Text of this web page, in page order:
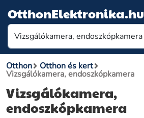
OtthonElektronika.hu
Otthon Otthon és kert
Vizsgálókamera, endoszkópkamera
Vizsgálókamera,
endoszkópkamera